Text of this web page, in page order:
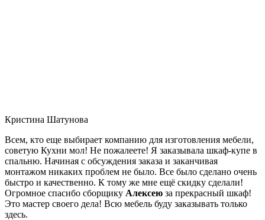
Кристина Шатунова
Всем, кто еще выбирает компанию для изготовления мебели,
советую Кухни мол! Не пожалеете! Я заказывала шкаф-купе в
спальню. Начиная с обсуждения заказа и заканчивая
монтажом никаких проблем не было. Все было сделано очень
быстро и качественно. К тому же мне ещё скидку сделали!
Огромное спасибо сборщику Алексею за прекрасный шкаф!
Это мастер своего дела! Всю мебель буду заказывать только
здесь.